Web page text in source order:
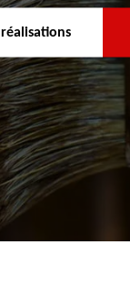
réalisations